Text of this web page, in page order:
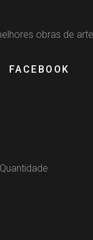
obras de
FACEBOOK